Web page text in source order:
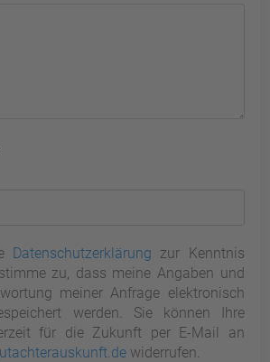
Datenschutzerklärung zur Kenntnis
zu, dass meine Angaben und
meiner Anfrage elektronisch
werden. Sie können Ihre
für die Zukunft per E-Mail an
widerrufen.